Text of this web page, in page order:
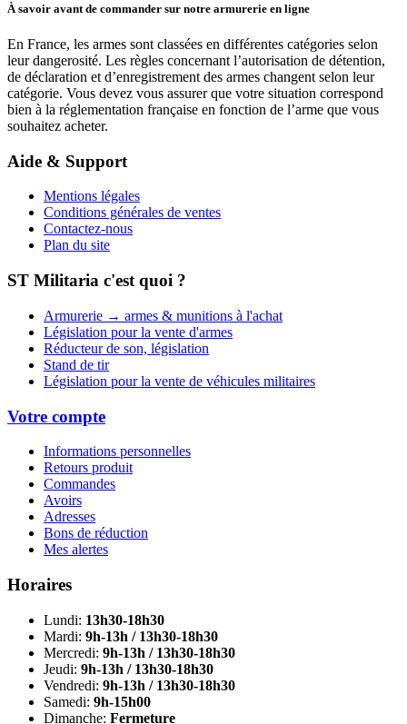
À savoir avant de commander sur notre armurerie en ligne
En France, les armes sont classées en différentes catégories selon
leur dangerosité. Les règles concernant l’autorisation de détention,
de déclaration et d’enregistrement des armes changent selon leur
catégorie. Vous devez vous assurer que votre situation correspond
bien à la réglementation française en fonction de l’arme que vous
souhaitez acheter.
Aide & Support
Mentions légales
Conditions générales de ventes
Contactez-nous
Plan du site
ST Militaria c'est quoi ?
Armurerie → armes & munitions à l'achat
Législation pour la vente d'armes
Réducteur de son, législation
Stand de tir
Législation pour la vente de véhicules militaires
Votre compte
Informations personnelles
Retours produit
Commandes
Avoirs
Adresses
Bons de réduction
Mes alertes
Horaires
Lundi: 13h30-18h30
Mardi: 9h-13h / 13h30-18h30
Mercredi: 9h-13h / 13h30-18h30
Jeudi: 9h-13h / 13h30-18h30
Vendredi: 9h-13h / 13h30-18h30
Samedi: 9h-15h00
Dimanche: Fermeture